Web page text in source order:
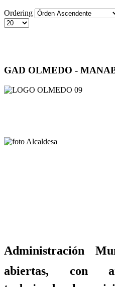
Ordering
GAD OLMEDO -
Administración
abiertas, con